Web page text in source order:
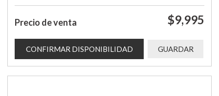
Precio de venta $9,995
CONFIRMAR DISPONIBILIDAD GUARDAR